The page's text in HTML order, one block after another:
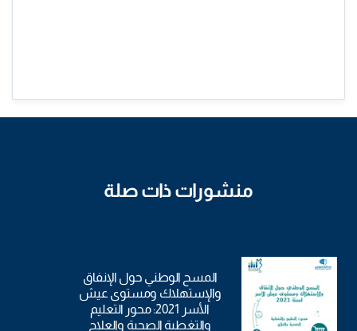
منشورات ذات صلة
المسح الوطني حول الإنفاق
والإستهلاك ومستوى عيش
الأسر 2021: محور التعليم
والتغطية الصحية والعلاج